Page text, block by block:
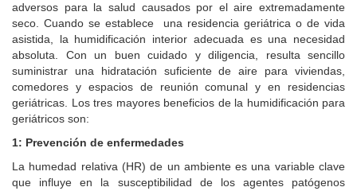
adversos para la salud causados por el aire extremadamente
seco. Cuando se establece una residencia geriátrica o de vida
asistida, la humidificación interior adecuada es una necesidad
absoluta. Con un buen cuidado y diligencia, resulta sencillo
suministrar una hidratación suficiente de aire para viviendas,
comedores y espacios de reunión comunal y en residencias
geriátricas. Los tres mayores beneficios de la humidificación para
geriátricos son:
1: Prevención de enfermedades
La humedad relativa (HR) de un ambiente es una variable clave
que influye en la susceptibilidad de los agentes patógenos